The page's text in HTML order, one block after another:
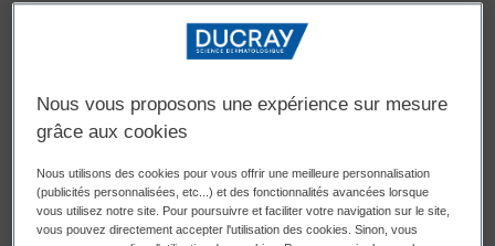
Mélanocyte
Mise à jour le15/01/24, approuvé par
Nous vous proposons une expérience sur mesure
grâce aux cookies
Nous utilisons des cookies pour vous offrir une meilleure personnalisation
(publicités personnalisées, etc...) et des fonctionnalités avancées lorsque
vous utilisez notre site. Pour poursuivre et faciliter votre navigation sur le site,
vous pouvez directement accepter l'utilisation des cookies. Sinon, vous